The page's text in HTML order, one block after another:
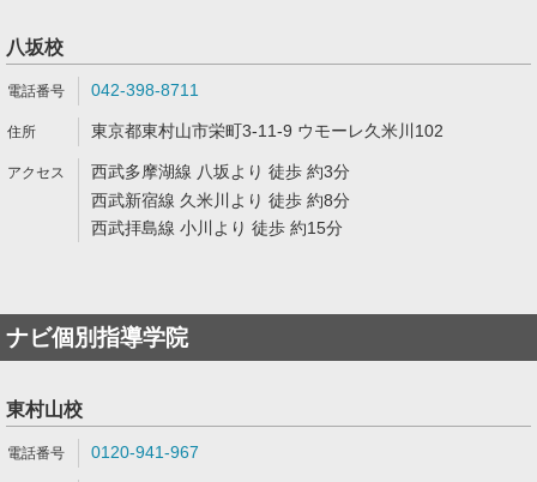
八坂校
042-398-8711
東京都東村山市栄町3-11-9 ウモーレ久米川102
西武多摩湖線 八坂より 徒歩 約3分
西武新宿線 久米川より 徒歩 約8分
西武拝島線 小川より 徒歩 約15分
ナビ個別指導学院
東村山校
0120-941-967